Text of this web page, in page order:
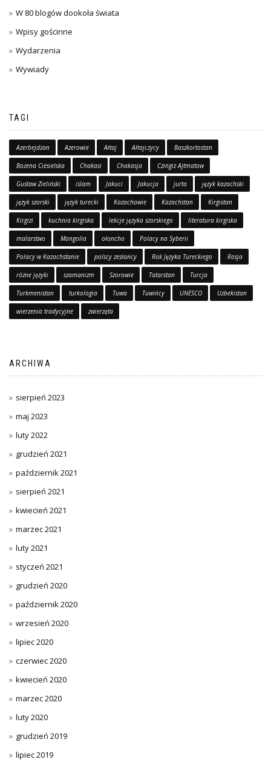
W 80 blogów dookoła świata
Wpisy gościnne
Wydarzenia
Wywiady
TAGI
Azerbejdżan Azerowie Ałtaj Ałtajczycy Baszkortostan
Bożena Ciesielska Chakasi Chakasja Czingiz Ajtmatow
Gustaw Zieliński islam Jakuci Jakucja jurta język kazachski
język szorski język turecki Kazachowie Kazachstan Kirgistan
Kirgizi kuchnia kirgiska lekcje języka szorskiego literatura kirgiska
malarstwo Mongolia ołoncho Polacy na Syberii
Polacy w Kazachstanie polscy zesłańcy Rok Języka Tureckiego Rosja
różne języki szamanizm Szorowie Tatarstan Turcja
Turkmenistan turkologia Tuwa Tuwińcy UNESCO Uzbekistan
wierzenia tradycyjne zwierzęta
ARCHIWA
sierpień 2023
maj 2023
luty 2022
grudzień 2021
październik 2021
sierpień 2021
kwiecień 2021
marzec 2021
luty 2021
styczeń 2021
grudzień 2020
październik 2020
wrzesień 2020
lipiec 2020
czerwiec 2020
kwiecień 2020
marzec 2020
luty 2020
grudzień 2019
lipiec 2019